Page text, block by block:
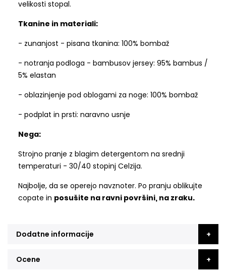
velikosti stopal.
Tkanine in materiali:
- zunanjost - pisana tkanina: 100% bombaž
- notranja podloga - bambusov jersey: 95% bambus /
5% elastan
- oblazinjenje pod oblogami za noge: 100% bombaž
- podplat in prsti: naravno usnje
Nega:
Strojno pranje z blagim detergentom na srednji
temperaturi - 30/40 stopinj Celzija.
Najbolje, da se operejo navznoter. Po pranju oblikujte
copate in posušite na ravni površini, na zraku.
Dodatne informacije
Ocene